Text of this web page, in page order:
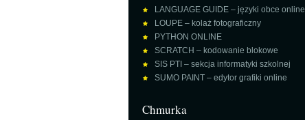
LANGUAGE GUIDE – języki obce online
LOUPE – kolaż fotograficzny
PYTHON ONLINE
SCRATCH – kodowanie blokowe
SIS PTI – sekcja informatyki szkolnej
SUMO PAINT – edytor grafiki online
Chmurka